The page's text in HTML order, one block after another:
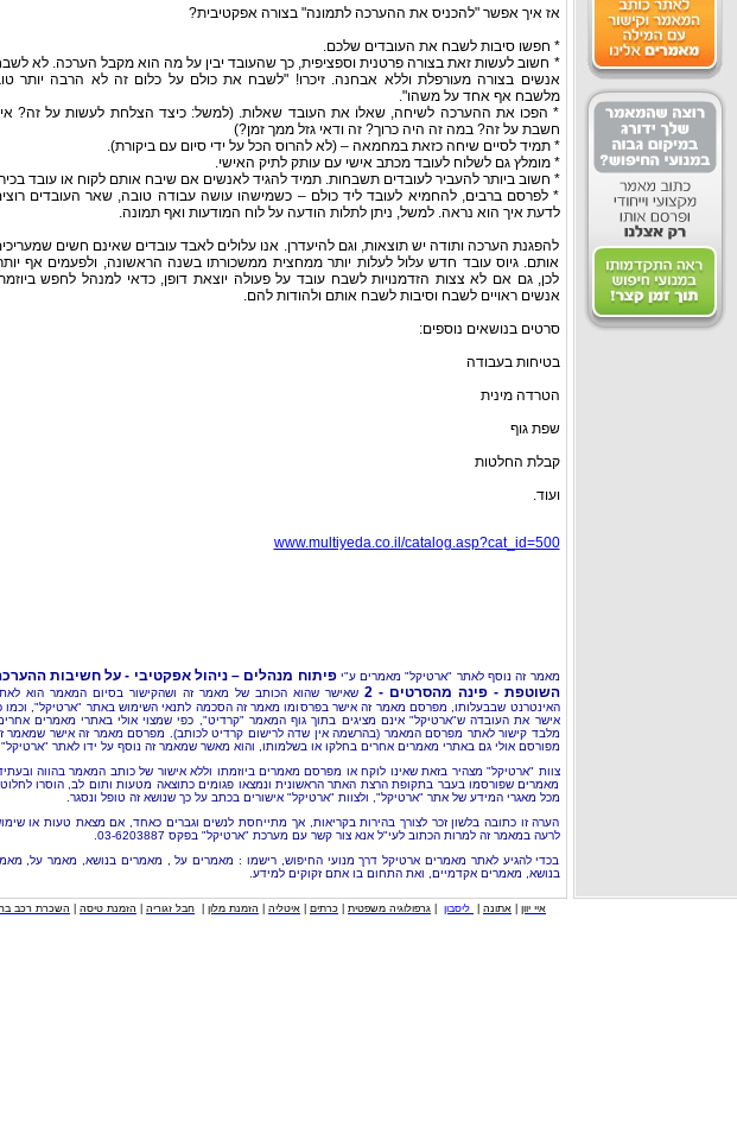
אז איך אפשר "להכניס את ההערכה לתמונה" בצורה אפקטיבית?
* חפשו סיבות לשבח את העובדים שלכם.
* חשוב לעשות זאת בצורה פרטנית וספציפית, כך שהעובד יבין על מה הוא מקבל הערכה. לא
אנשים בצורה מעורפלת וללא אבחנה. זיכרו! "לשבח את כולם על כלום זה לא הרבה יותר
מלשבח אף אחד על משהו".
* הפכו את ההערכה לשיחה, שאלו את העובד שאלות. (למשל: כיצד הצלחת לעשות על זה?
חשבת על זה? במה זה היה כרוך? זה ודאי גזל ממך זמן?)
* תמיד לסיים שיחה כזאת במחמאה – (לא להרוס הכל על ידי סיום עם ביקורת).
* מומלץ גם לשלוח לעובד מכתב אישי עם עותק לתיק האישי.
* חשוב ביותר להעביר לעובדים תשבחות. תמיד להגיד לאנשים אם שיבח אותם לקוח או עובד
* לפרסם ברבים, להחמיא לעובד ליד כולם – כשמישהו עושה עבודה טובה, שאר העובדים
לדעת איך הוא נראה. למשל, ניתן לתלות הודעה על לוח המודעות ואף תמונה.
להפגנת הערכה ותודה יש תוצאות, וגם להיעדרן. אנו עלולים לאבד עובדים שאינם חשים
אותם. גיוס עובד חדש עלול לעלות יותר ממחצית ממשכורתו בשנה הראשונה, ולפעמים אף
לכן, גם אם לא צצות הזדמנויות לשבח עובד על פעולה יוצאת דופן, כדאי למנהל לחפש
אנשים ראויים לשבח וסיבות לשבח אותם ולהודות להם.
סרטים בנושאים נוספים:
בטיחות בעבודה
הטרדה מינית
שפת גוף
קבלת החלטות
ועוד.
www.multiyeda.co.il/catalog.asp?cat_id=500
מאמר זה נוסף לאתר "ארטיקל" מאמרים ע"יפיתוח מנהלים – ניהול אפקטיבי - על חשיבות
השוטפת - פינה מהסרטים - 2
שאישר שהוא הכותב של מאמר זה ושהקישור בסיום המאמר הוא
האינטרנט שבבעלותו, מפרסם מאמר זה אישר בפרסומו מאמר זה הסכמה לתנאי השימוש באתר "ארטיקל", וכמו
אישר את העובדה ש"ארטיקל" אינם מציגים בתוך גוף המאמר "קרדיט", כפי שמצוי אולי באתרי מאמרים
מלבד קישור לאתר מפרסם המאמר (בהרשמה אין שדה לרישום קרדיט לכותב). מפרסם מאמר זה אישר שמאמר
מפורסם אולי גם באתרי מאמרים אחרים בחלקו או בשלמותו, והוא מאשר שמאמר זה נוסף על ידו לאתר "ארטיקל".
צוות "ארטיקל" מצהיר בזאת שאינו לוקח או מפרסם מאמרים ביוזמתו וללא אישור של כותב המאמר בהווה
מאמרים שפורסמו בעבר בתקופת הרצת האתר הראשונית ונמצאו פגומים כתוצאה מטעות ותום לב, הוסרו
מכל מאגרי המידע של אתר "ארטיקל", ולצוות "ארטיקל" אישורים בכתב על כך שנושא זה טופל ונסגר.
הערה זו כתובה בלשון זכר לצורך בהירות בקריאות, אך מתייחסת לנשים וגברים כאחד, אם מצאת טעות או
לרעה במאמר זה למרות הכתוב לעי"ל אנא צור קשר עם מערכת "ארטיקל" בפקס 03-6203887.
בכדי להגיע לאתר מאמרים ארטיקל דרך מנועי החיפוש, רישמו : מאמרים על , מאמרים בנושא, מאמר על,
בנושא, מאמרים אקדמיים, ואת התחום בו אתם זקוקים למידע.
איי יוון אתונה ליסבון גרפולוגיה משפטית כרתים איטליה הזמנת מלון חבל זגוריה הזמנת טיסה השכרת רכב